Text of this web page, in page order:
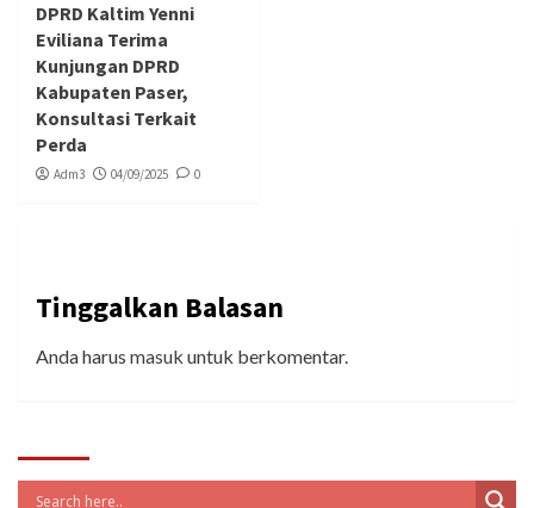
DPRD Kaltim Yenni
Eviliana Terima
Kunjungan DPRD
Kabupaten Paser,
Konsultasi Terkait
Perda
Adm3 04/09/2025 0
Tinggalkan Balasan
Anda harus masuk untuk berkomentar.